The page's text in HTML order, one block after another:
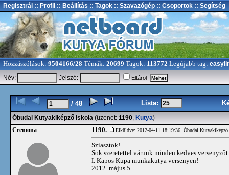
Regisztrál :: Profil :: Beállítás :: Tagok :: Szavazógép :: Csoportok :: Segítség
Hozzászólások: 9504166/28 Témák: 20699 Tagok: 113772 Legújabb tag:
Név:
Jelszó: Eltárol
/ 48 Lista:
Óbudai Kutyakiképző Iskola (üzenet: 1190, Kutya)
Cremona 1190. Elküldve: 2012-04-11 18:19:36, Óbudai
Sziasztok!
Sok szeretettel várunk minden kedves
I. Kapos Kupa munkakutya versenyen!
2012. május 5.